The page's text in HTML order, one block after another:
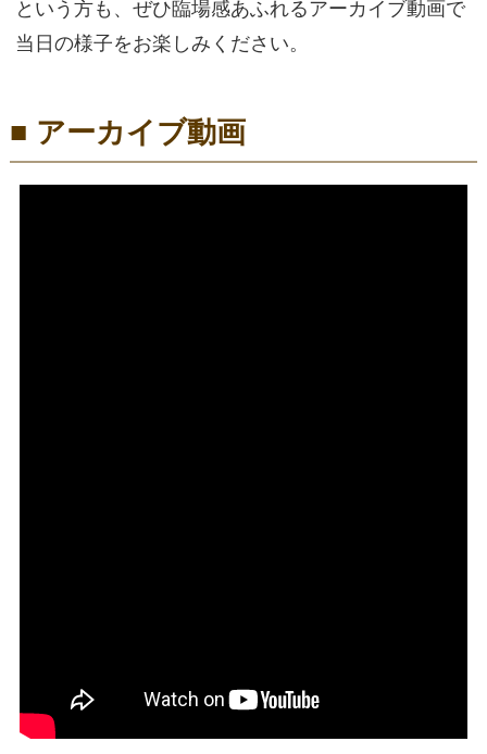
という方も、ぜひ臨場感あふれるアーカイブ動画で
当日の様子をお楽しみください。
■ アーカイブ動画